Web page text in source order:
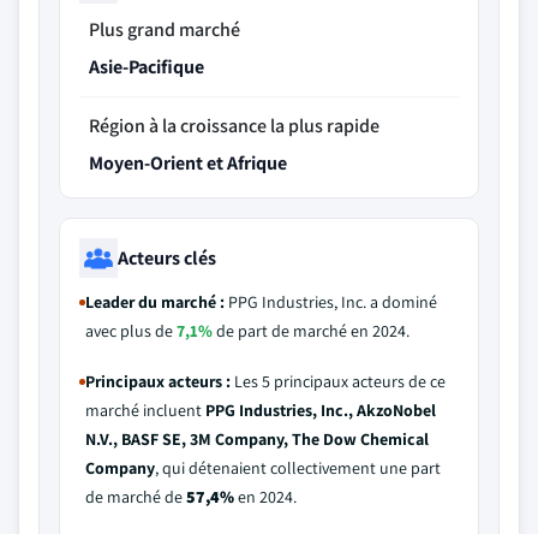
Plus grand marché
Asie-Pacifique
Région à la croissance la plus rapide
Moyen-Orient et Afrique
Acteurs clés
Leader du marché : PPG Industries, Inc. a dominé
avec plus de7,1%de part de marché en 2024.
Principaux acteurs : Les 5 principaux acteurs de ce
marché incluent PPG Industries, Inc., AkzoNobel
N.V., BASF SE, 3M Company, The Dow Chemical
Company, qui détenaient collectivement une part
de marché de57,4%en 2024.